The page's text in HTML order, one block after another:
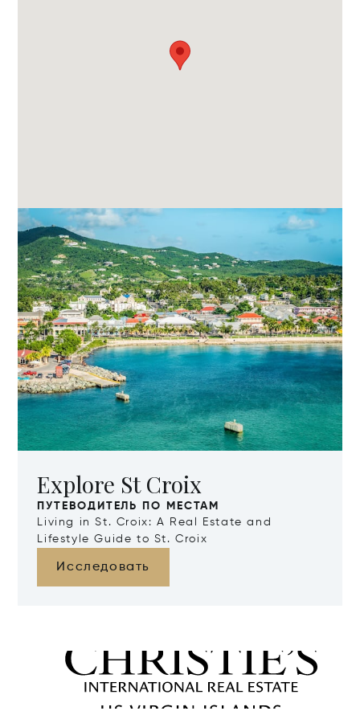
Explore St Croix
ПУТЕВОДИТЕЛЬ ПО МЕСТАМ
Living in St. Croix: A Real Estate and
Lifestyle Guide to St. Croix
Исследовать